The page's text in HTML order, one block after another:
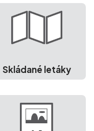
Skládané letáky